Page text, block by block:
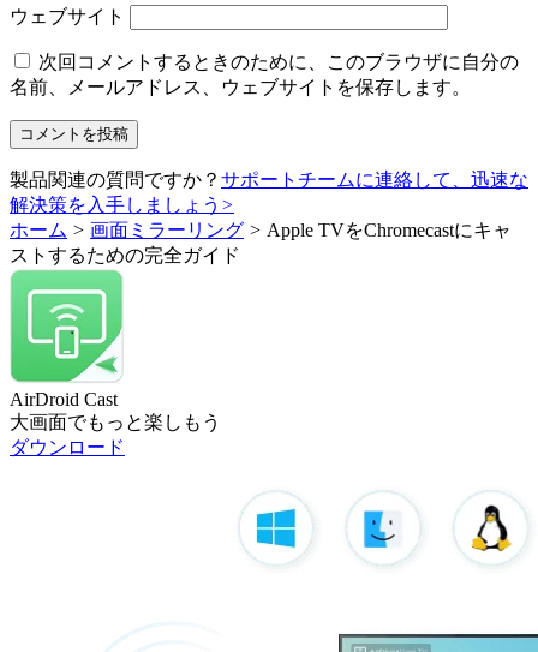
ウェブサイト
次回コメントするときのために、このブラウザに自分の
名前、メールアドレス、ウェブサイトを保存します。
製品関連の質問ですか？ サポートチームに連絡して、迅速な
解決策を入手しましょう >
ホーム > 画面ミラーリング > Apple TVをChromecastにキャ
ストするための完全ガイド
AirDroid Cast
大画面でもっと楽しもう
ダウンロード